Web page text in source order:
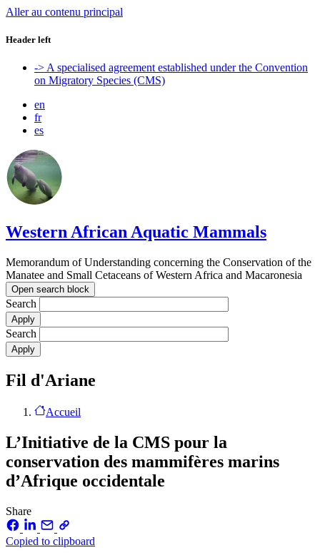
Aller au contenu principal
Header left
-> A specialised agreement established under the Convention
on Migratory Species (CMS)
en
fr
es
Western African Aquatic Mammals
Memorandum of Understanding concerning the Conservation of the
Manatee and Small Cetaceans of Western Africa and Macaronesia
Open search block
Search
Search
Fil d'Ariane
Accueil
L’Initiative de la CMS pour la
conservation des mammifères marins
d’Afrique occidentale
Share
Copied to clipboard